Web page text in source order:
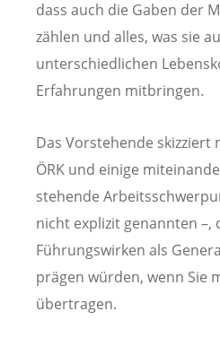
dass auch die Gaben der
zählen und alles, was sie
unterschiedlichen
Erfahrungen mitbringen.
Das Vorstehende skizziert
ÖRK und einige
stehende
nicht explizit genannten –,
Führungswirken als
prägen würden, wenn Sie
übertragen.